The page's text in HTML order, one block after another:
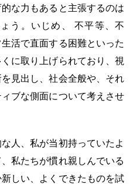
な力もあると主張するのは
う。いじめ、 不平等、不
活で直面する困難といった
に取り上げられており、視
見出し、社会全般や、それ
ブな側面について考えさせ
人、私が当初持っていたよ
私たちが慣れ親しんでいる
しい、よくできたものを試